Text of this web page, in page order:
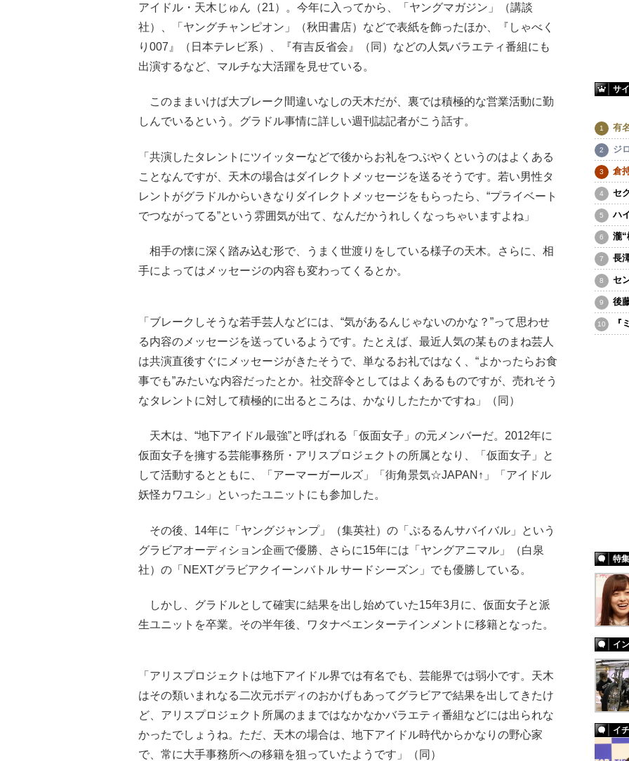
アイドル・天木じゅん（21）。今年に入ってから、「ヤングマガジン」（講談
社）、「ヤングチャンピオン」（秋田書店）などで表紙を飾ったほか、『しゃべく
り007』（日本テレビ系）、『有吉反省会』（同）などの人気バラエティ番組にも
出演するなど、マルチな大活躍を見せている。
このままいけば大ブレーク間違いなしの天木だが、裏では積極的な営業活動に勤
しんでいるという。グラドル事情に詳しい週刊誌記者がこう話す。
「共演したタレントにツイッターなどで後からお礼をつぶやくというのはよくある
ことなんですが、天木の場合はダイレクトメッセージを送るそうです。若い男性タ
レントがグラドルからいきなりダイレクトメッセージをもらったら、“プライベート
でつながってる”という雰囲気が出て、なんだかうれしくなっちゃいますよね」
相手の懐に深く踏み込む形で、うまく世渡りをしている様子の天木。さらに、相
手によってはメッセージの内容も変わってくるとか。
「ブレークしそうな若手芸人などには、“気があるんじゃないのかな？”って思わせ
る内容のメッセージを送っているようです。たとえば、最近人気の某ものまね芸人
は共演直後すぐにメッセージがきたそうで、単なるお礼ではなく、“よかったらお食
事でも”みたいな内容だったとか。社交辞令としてはよくあるものですが、売れそう
なタレントに対して積極的に出るところは、かなりしたたかですね」（同）
天木は、“地下アイドル最強”と呼ばれる「仮面女子」の元メンバーだ。2012年に
仮面女子を擁する芸能事務所・アリスプロジェクトの所属となり、「仮面女子」と
して活動するとともに、「アーマーガールズ」「街角景気☆JAPAN↑」「アイドル
妖怪カワユシ」といったユニットにも参加した。
その後、14年に「ヤングジャンプ」（集英社）の「ぷるるんサバイバル」という
グラビアオーディション企画で優勝、さらに15年には「ヤングアニマル」（白泉
社）の「NEXTグラビアクイーンバトル サードシーズン」でも優勝している。
しかし、グラドルとして確実に結果を出し始めていた15年3月に、仮面女子と派
生ユニットを卒業。その半年後、ワタナベエンターテインメントに移籍となった。
「アリスプロジェクトは地下アイドル界では有名でも、芸能界では弱小です。天木
はその類いまれなる二次元ボディのおかげもあってグラビアで結果を出してきたけ
ど、アリスプロジェクト所属のままではなかなかバラエティ番組などには出られな
かったでしょうね。ただ、天木の場合は、地下アイドル時代からかなりの野心家
で、常に大手事務所への移籍を狙っていたようです」（同）
サ
有
ジ
倉
セ
ハ
瀧“
長
セ
後
『
特集
イ
イ